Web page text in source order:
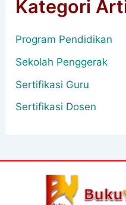
Kategori
Program Pendidikan
Sekolah Penggerak
Sertifikasi Guru
Sertifikasi Dosen